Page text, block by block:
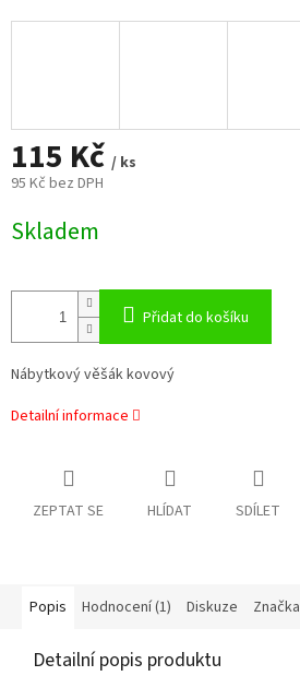
115 Kč / ks
95 Kč bez DPH
cena:
Skladem
Přidat do košíku
Nábytkový věšák kovový
Detailní informace
ZEPTAT SE HLÍDAT SDÍLET
Popis Hodnocení (1) Diskuze Značka
Detailní popis produktu